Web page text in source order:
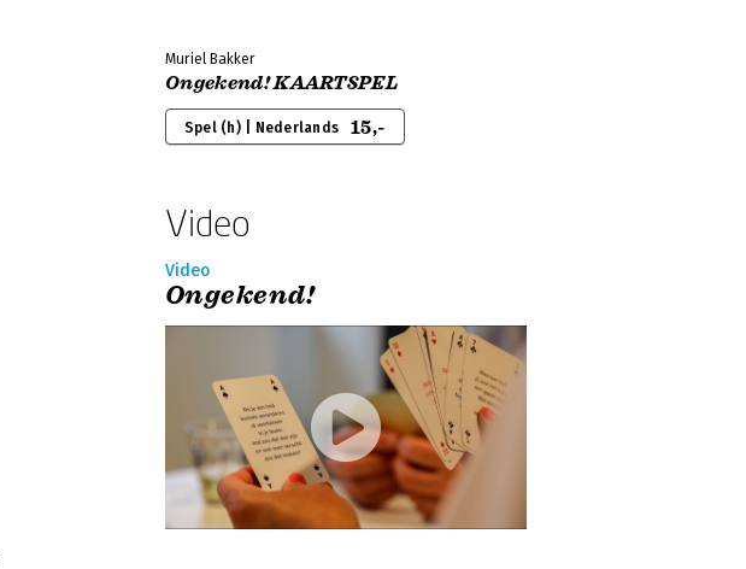
Muriel Bakker
Ongekend! KAARTSPEL
Spel (h) | Nederlands 15,-
Video
Video
Ongekend!